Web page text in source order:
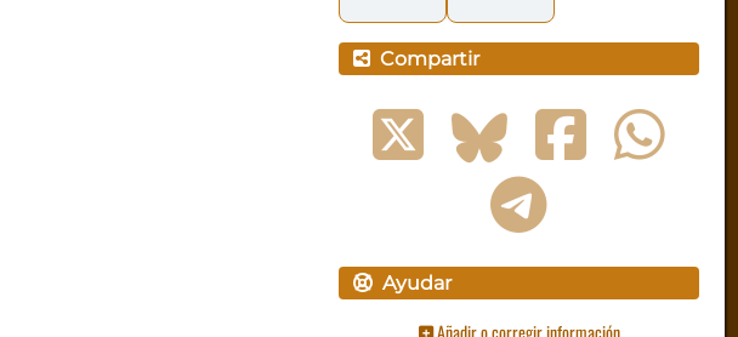
Compartir
Ayudar
Añadir o corregir información